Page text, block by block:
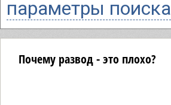
параметры поиска
Почему развод - это плохо?